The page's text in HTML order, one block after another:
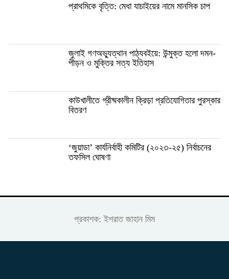
প্রাথমিকে বৃত্তি: মেধা যাচাইয়ের নামে মানসিক চাপ
জুলাই গণঅভ্যুত্থান পাঠ্যবইয়ে: উন্মুক্ত হলো দমন-
পীড়ন ও মুক্তির সত্য ইতিহাস
কাউখালীতে গ্রীষ্মকালীন ক্রিড়া প্রতিযোগিতার পুরস্কার
বিতরণ
‘জুয়াডা’ কার্যনির্বাহী কমিটির (২০২৩-২৫) নির্বাচনের
তফসিল ঘোষণা
প্রকাশক: ইশরাত জাহান মিম